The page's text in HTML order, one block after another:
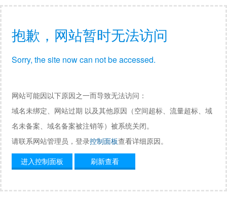
抱歉，网站暂时无法访问
Sorry, the site now can not be accessed.
网站可能因以下原因之一而导致无法访问：
域名未绑定、网站过期 以及其他原因（空间超标、流量超标、域
名未备案、域名备案被注销等）被系统关闭。
请联系网站管理员，登录控制面板查看详细原因。
进入控制面板
刷新查看